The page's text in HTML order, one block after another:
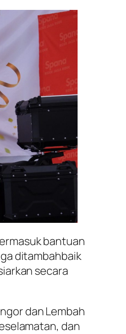
bantuan
ditambahbaik
secara
dan Lembah
dan